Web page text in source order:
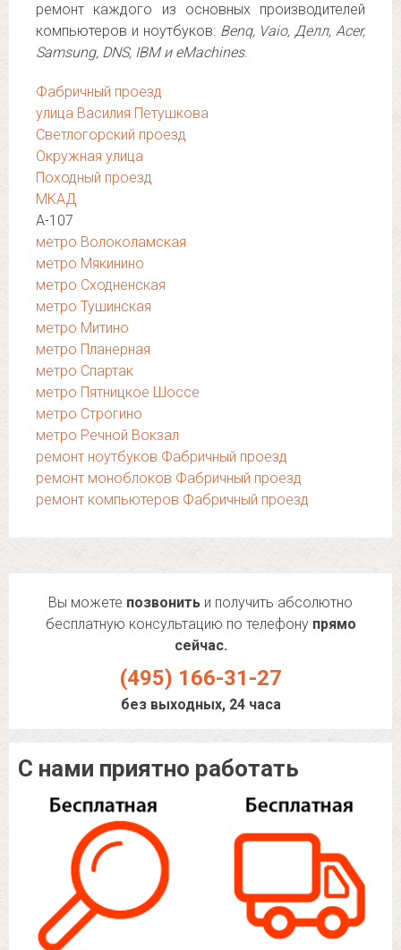
ремонт каждого из основных производителей
компьютеров и ноутбуков: Benq, Vaio, Делл, Acer,
Samsung, DNS, IBM и eMachines.
Фабричный проезд
улица Василия Петушкова
Светлогорский проезд
Окружная улица
Походный проезд
МКАД
А-107
метро Волоколамская
метро Мякинино
метро Сходненская
метро Тушинская
метро Митино
метро Планерная
метро Спартак
метро Пятницкое Шоссе
метро Строгино
метро Речной Вокзал
ремонт ноутбуков Фабричный проезд
ремонт моноблоков Фабричный проезд
ремонт компьютеров Фабричный проезд
Вы можете позвонить и получить абсолютно
бесплатную консультацию по телефону прямо
сейчас.
(495) 166-31-27
без выходных, 24 часа
С нами приятно работать